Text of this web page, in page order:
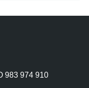
983 974 910